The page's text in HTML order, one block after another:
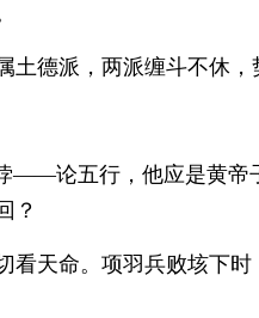
德派，两派缠斗不休，
——论五行，他应是黄帝
？
天命。项羽兵败垓下时